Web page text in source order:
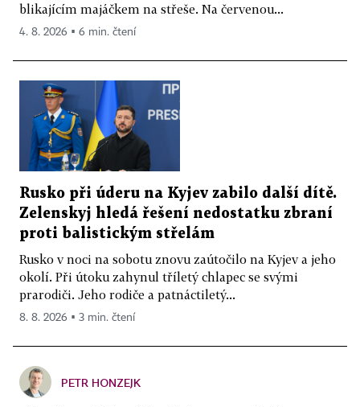
blikajícím majáčkem na střeše. Na červenou...
4. 8. 2026 ▪ 6 min. čtení
Rusko při úderu na Kyjev zabilo další dítě.
Zelenskyj hledá řešení nedostatku zbraní
proti balistickým střelám
Rusko v noci na sobotu znovu zaútočilo na Kyjev a jeho
okolí. Při útoku zahynul tříletý chlapec se svými
prarodiči. Jeho rodiče a patnáctiletý...
8. 8. 2026 ▪ 3 min. čtení
PETR HONZEJK